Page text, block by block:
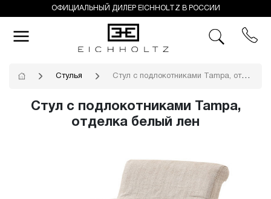
ОФИЦИАЛЬНЫЙ ДИЛЕР EICHHOLTZ В РОССИИ
Стулья Стул с подлокотниками Tampa, отделка белый лен
Стул с подлокотниками Tampa,
отделка белый лен